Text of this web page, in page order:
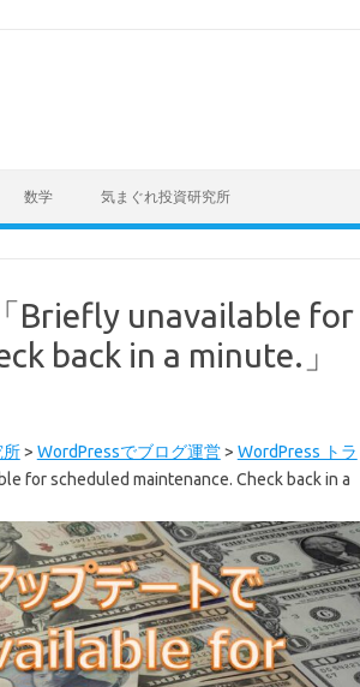
数学 気まぐれ投資研究所
Briefly unavailable for
back in a minute.」
所> WordPressでブログ運営> WordPress トラ
for scheduled maintenance. Check back in a